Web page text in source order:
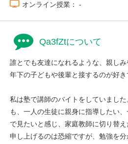
オンライン授業： -
Qa3fZtについて
誰とでも友達になれるような、親しみ
年下の子どもや後輩と接するのが好き
私は塾で講師のバイトをしていまし
も、一人の生徒に親身に指導したい
で見たいと感じ、家庭教師に切り替
申し上げるのは恐縮ですが、勉強を